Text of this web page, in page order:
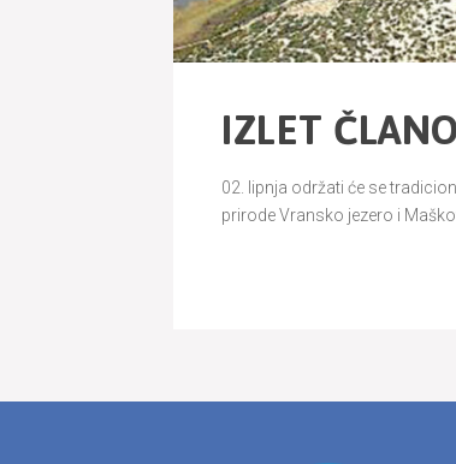
IZLET
02. lipnja održati će se
prirode Vransko jezero i